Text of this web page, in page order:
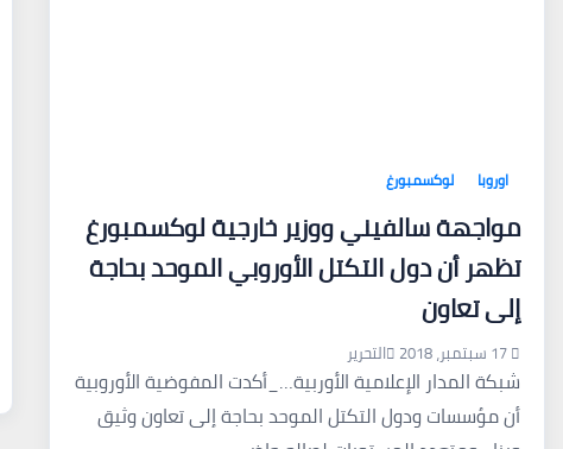
اوروبا لوكسمبورغ
مواجهة سالفيني ووزير خارجية لوكسمبورغ
تظهر أن دول التكتل الأوروبي الموحد بحاجة
إلى تعاون
17 سبتمبر، 2018 التحرير
شبكة المدار الإعلامية الأوربية…_أكدت المفوضية الأوروبية
أن مؤسسات ودول التكتل الموحد بحاجة إلى تعاون وثيق